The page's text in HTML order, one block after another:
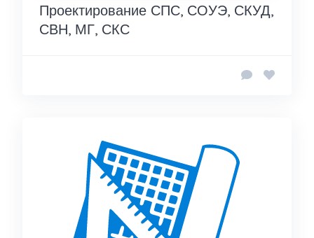
Проектирование СПС, СОУЭ, СКУД,
СВН, МГ, СКС